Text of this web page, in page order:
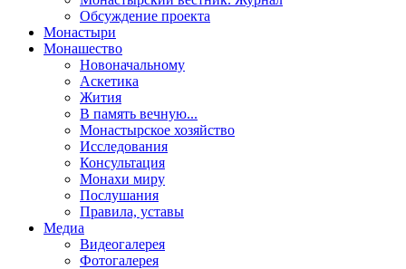
Обсуждение проекта
Монастыри
Монашество
Новоначальному
Аскетика
Жития
В память вечную...
Монастырское хозяйство
Исследования
Консультация
Монахи миру
Послушания
Правила, уставы
Медиа
Видеогалерея
Фотогалерея